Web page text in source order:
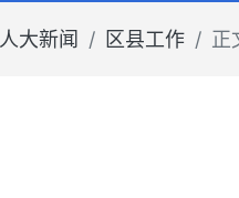
人大新闻 区县工作 正